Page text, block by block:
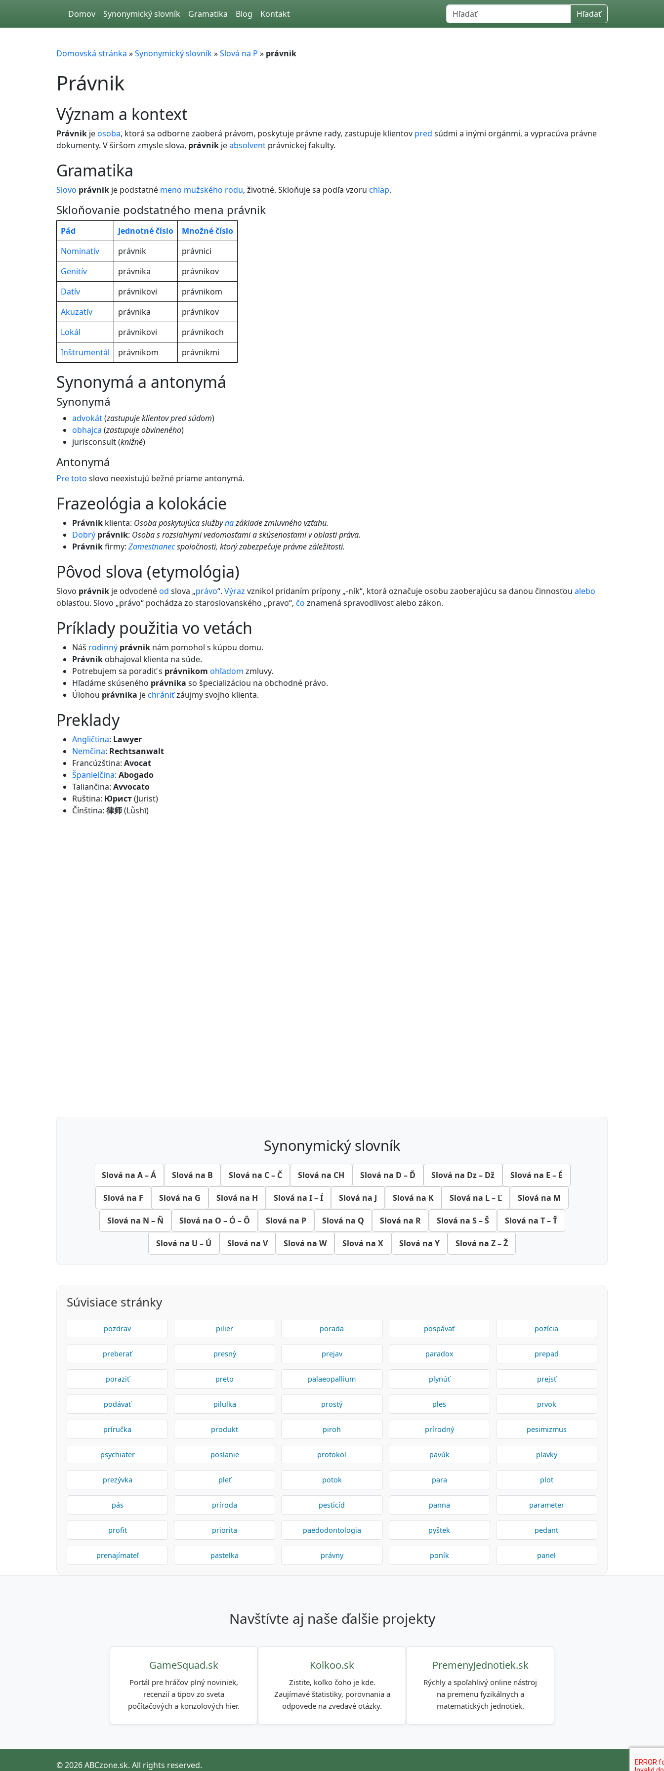
Domov Synonymický slovník Gramatika Blog Kontakt Hľadať
Domovská stránka »Synonymický slovník»Slová na P » právnik
Právnik
význam a kontext
Právnik jeosoba, ktorá sa odborne zaoberá právom, poskytuje právne rady, zastupuje klientov pred súdmi a inými orgánmi, a vypracúva právne
dokumenty. V širšom zmysle slova, právnik jeabsolvent právnickej fakulty.
gramatika
Slovo právnik je podstatné meno mužského rodu, životné. Skloňuje sa podľa vzoru chlap.
Skloňovanie podstatného mena právnik
Pád Jednotnéčíslo
Množné číslo
Nominatív
právnik
právnici
Genitív
právnika
právnikov
Datív
právnikovi
právnikom
Akuzatív
právnika
právnikov
Lokál
právnikovi
právnikoch
Inštrumentál
právnikom právnikmi
synonymá a antonymá
Synonymá
advokát(zastupuje klientov pred súdom)
obhajca (zastupuje obvineného)
jurisconsult (knižné)
Antonymá
Pretoto slovo neexistujú bežné priame antonymá.
frazeológia a kolokácie
Právnik klienta: Osoba poskytujúca službynazáklade zmluvného vzťahu.
Dobrý právnik: Osoba s rozsiahlymi vedomosťami a skúsenosťami v oblasti práva.
Právnikfirmy: Zamestnanecspoločnosti, ktorý zabezpečuje právne záležitosti.
pôvod slova (etymológia)
Slovo právnik je odvodenéod slova „právo“. Výraz vznikol pridaním prípony „-ník“, ktorá označuje osobu zaoberajúcu sa danou činnosťou alebo
oblasťou. Slovo „právo“ pochádza zo staroslovanského „pravo“, čo znamená spravodlivosť alebo zákon.
príklady použitia vo vetách
Náš rodinný právnik nám pomohol s kúpou domu.
Právnik obhajoval klienta na súde.
Potrebujem sa poradiť s právnikom ohľadom zmluvy.
Hľadáme skúseného právnika so špecializáciou na obchodné právo.
Úlohou právnika jechrániťzáujmy svojho klienta.
preklady
Angličtina: Lawyer
Nemčina: Rechtsanwalt
Francúzština: Avocat
Španielčina: Abogado
Taliančina: Avvocato
Ruština: Юрист(Jurist)
Čínština: 律师(Lǜshī)
synonymický slovník
Slová na A – Á Slová na B Slová na C – Č Slová na CH Slová na D – Ď Slová na Dz – Dž Slová na E – É
Slová na F Slová na G Slová na H Slová na I – Í Slová na J Slová na K Slová na L – Ľ Slová na M
Slová na N – Ň Slová na O – Ó – Ô Slová na P Slová na Q Slová na R Slová na S – Š Slová na T – Ť
Slová na U – Ú Slová na V Slová na W Slová na X Slová na Y Slová na Z – Ž
Súvisiace stránky
pozdrav pilier porada pospávať pozícia
preberať presný prejav paradox prepad
poraziť preto palaeopallium plynúť prejsť
podávať pilulka prostý ples prvok
príručka produkt piroh prírodný pesimizmus
psychiater poslanie protokol pavúk plavky
prezývka pleť potok para plot
pás príroda pesticíd panna parameter
profit priorita paedodontologia pyštek pedant
prenajímateľ pastelka právny poník panel
navštívte aj naše ďalšie projekty
GameSquad.sk
Portál pre hráčov plný noviniek,
recenzií a tipov zo sveta
počítačových a konzolových hier.
Kolkoo.sk
Zistite, koľko čoho je kde.
Zaujímavé štatistiky, porovnania a
odpovede na zvedavé otázky.
PremenyJednotiek.sk
Rýchly a spoľahlivý online nástroj
na premenu fyzikálnych a
matematických jednotiek.
© 2026 ABCzone.sk. All rights reserved.